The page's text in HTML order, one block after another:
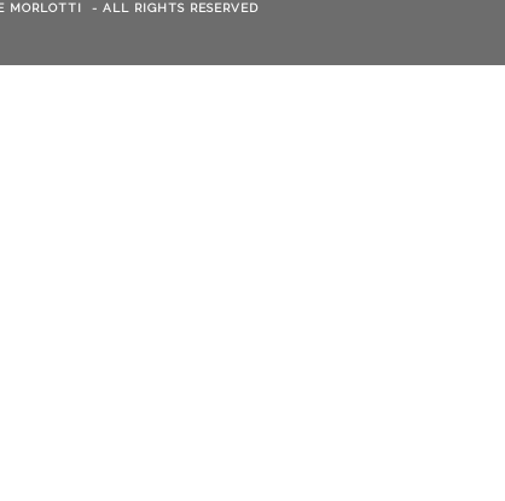
MORLOTTI - ALL RIGHTS RESERVED